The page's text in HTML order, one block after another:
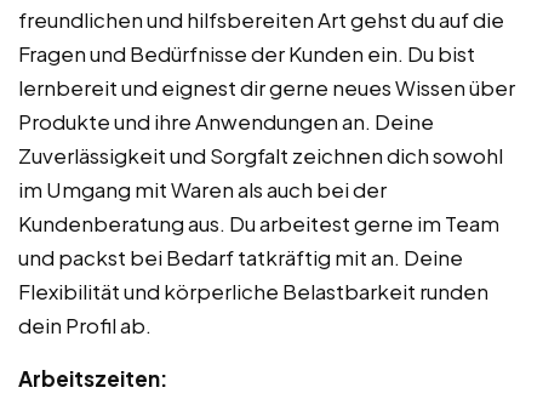
freundlichen und hilfsbereiten Art gehst du auf die
Fragen und Bedürfnisse der Kunden ein. Du bist
lernbereit und eignest dir gerne neues Wissen über
Produkte und ihre Anwendungen an. Deine
Zuverlässigkeit und Sorgfalt zeichnen dich sowohl
im Umgang mit Waren als auch bei der
Kundenberatung aus. Du arbeitest gerne im Team
und packst bei Bedarf tatkräftig mit an. Deine
Flexibilität und körperliche Belastbarkeit runden
dein Profil ab.
Arbeitszeiten: